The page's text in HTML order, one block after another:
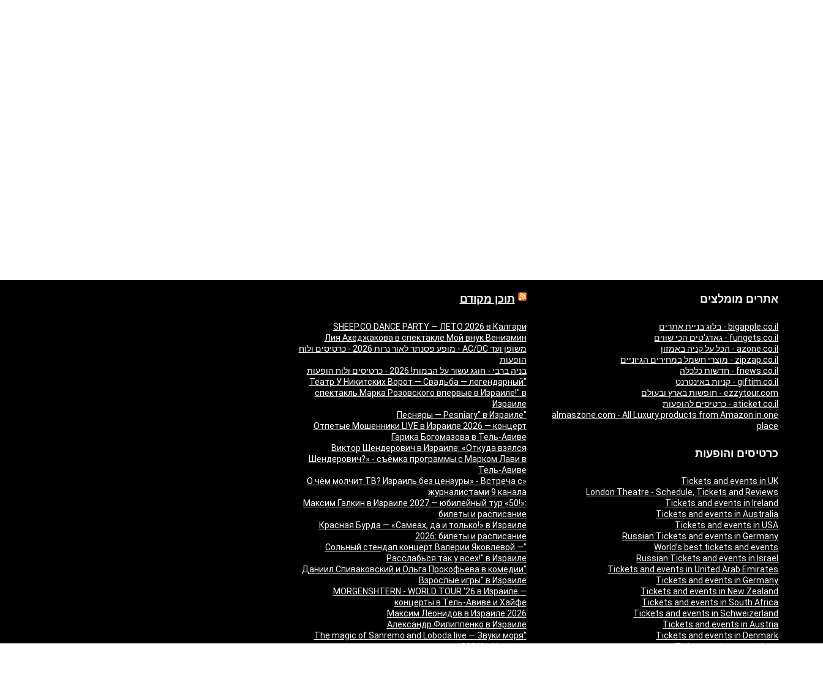
אתרים מומלצים
bigapple.co.il - בלוג בניית אתרים
fungets.co.il - גאדג'טים הכי שווים
azone.co.il - הכל על קניה באמזון
zipzap.co.il - מוצרי חשמל במחירים הגיוניים
fnews.co.il - חדשות כלכלה
giftim.co.il - קניות באינטרנט
ezzytour.com - חופשות בארץ ובעולם
aticket.co.il - כרטיסים להופעות
almaszone.com - All Luxury products from Amazon in one
place
כרטיסים והופעות
Tickets and events in UK
London Theatre - Schedule, Tickets and Reviews
Tickets and events in Ireland
Tickets and events in Australia
Tickets and events in USA
Russian Tickets and events in Germany
World’s best tickets and events
Russian Tickets and events in Israel
Tickets and events in United Arab Emirates
Tickets and events in Germany
Tickets and events in New Zealand
Tickets and events in South Africa
Tickets and events in Schweizerland
Tickets and events in Austria
Tickets and events in Denmark
Tickets and events in Italy
תוכן מקודם
SHEEP.CO DANCE PARTY — ЛЕТО 2026 в Калгари
Лия Ахеджакова в спектакле Мой внук Вениамин
משופן ועד AC/DC - מופע פסנתר לאור נרות 2026 - כרטיסים ולוח
הופעות
בניה ברבי - חוגג עשור על הבמות! 2026 - כרטיסים ולוח הופעות
"Театр У Никитских Ворот — Свадьба — легендарный
спектакль Марка Розовского впервые в Израиле!" в
Израиле
"Песняры — Pesniary" в Израиле
Отпетые Мошенники LIVE в Израиле 2026 — концерт
Гарика Богомазова в Тель-Авиве
Виктор Шендерович в Израиле: «Откуда взялся
Шендерович?» - съёмка программы с Марком Лави в
Тель-Авиве
«О чём молчит ТВ? Израиль без цензуры» - Встреча с
журналистами 9 канала
Максим Галкин в Израиле 2027 — юбилейный тур «50!»:
билеты и расписание
Красная Бурда — «Самеах, да и только!» в Израиле
2026: билеты и расписание
"Сольный стендап концерт Валерии Яковлевой —
Расслабься так у всех!" в Израиле
"Даниил Спиваковский и Ольга Прокофьева в комедии
Взрослые игры" в Израиле
MORGENSHTERN - WORLD TOUR '26 в Израиле —
концерты в Тель-Авиве и Хайфе
Максим Леонидов в Израиле 2026
Александр Филиппенко в Израиле
"The magic of Sanremo and Loboda live — Звуки моря
2026" в Израиле